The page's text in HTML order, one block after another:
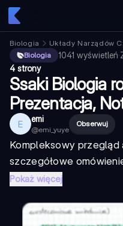
Biologia
Układy Narządów
Biologia
1041 wyświetleń·
4 strony
Ssaki Biologia
Prezentacja,
E emi
@emi_yuye
Obserwuj
Kompleksowy przegląd
szczegółowe
Pokaż więcej